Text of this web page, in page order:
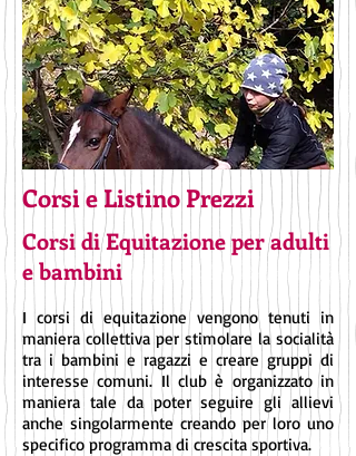
Corsi e Listino Prezzi
Corsi di Equitazione per adulti
e bambini
I corsi di equitazione vengono tenuti in
maniera collettiva per stimolare la socialità
tra i bambini e ragazzi e creare gruppi di
interesse comuni. Il club è organizzato in
maniera tale da poter seguire gli allievi
anche singolarmente creando per loro uno
specifico programma di crescita sportiva.